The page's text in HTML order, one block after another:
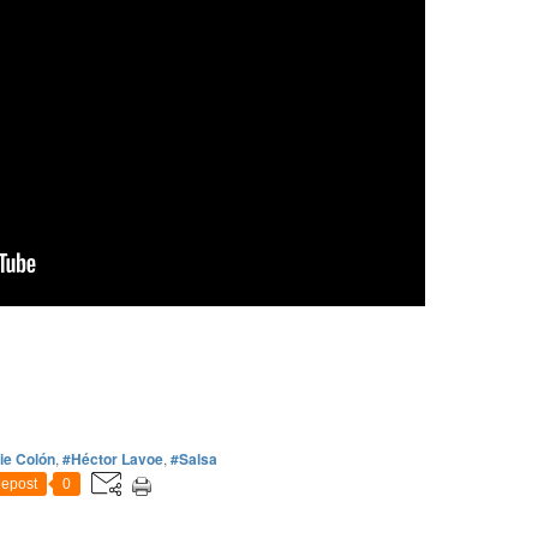
Colón, #Héctor Lavoe, #Salsa
0